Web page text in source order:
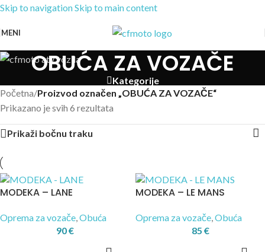
Skip to navigationSkip to main content
MENI
OBUĆA ZA VOZAČE
Kategorije
Početna/Proizvod označen „OBUĆA ZA VOZAČE“
Prikazano je svih 6 rezultata
Prikaži bočnu traku
MODEKA – LANE
Oprema za vozače,Obuća
90€
MODEKA – LE MANS
Oprema za vozače,Obuća
85 €